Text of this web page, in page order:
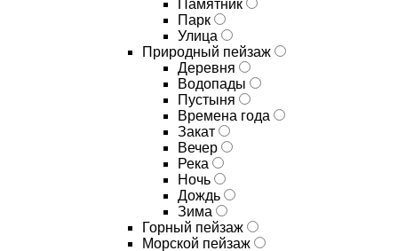
Памятник
Парк
Улица
Природный пейзаж
Деревня
Водопады
Пустыня
Времена года
Закат
Вечер
Река
Ночь
Дождь
Зима
Горный пейзаж
Морской пейзаж